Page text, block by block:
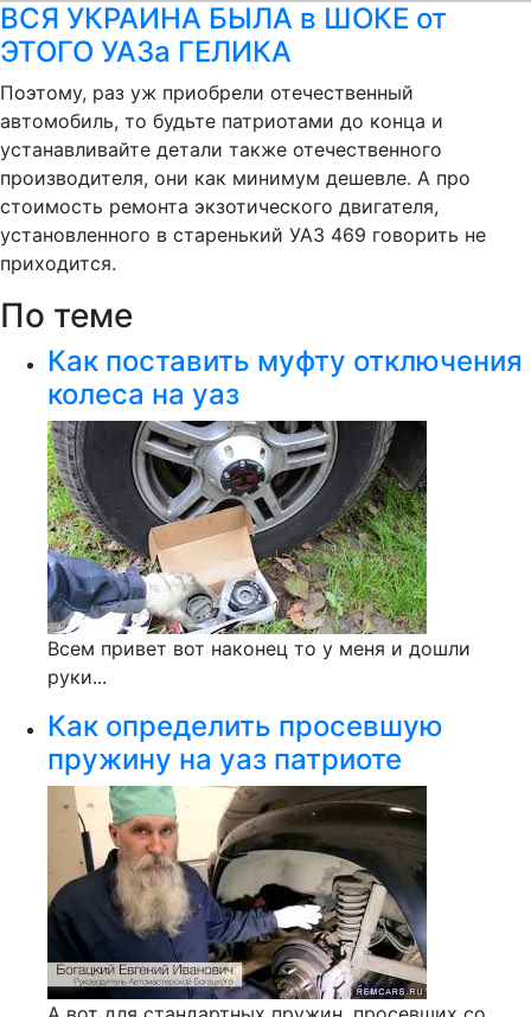
ВСЯ УКРАИНА БЫЛА в ШОКЕ от
ЭТОГО УАЗа ГЕЛИКА
Поэтому, раз уж приобрели отечественный
автомобиль, то будьте патриотами до конца и
устанавливайте детали также отечественного
производителя, они как минимум дешевле. А про
стоимость ремонта экзотического двигателя,
установленного в старенький УАЗ 469 говорить не
приходится.
По теме
Как поставить муфту отключения
колеса на уаз
Всем привет вот наконец то у меня и дошли
руки...
Как определить просевшую
пружину на уаз патриоте